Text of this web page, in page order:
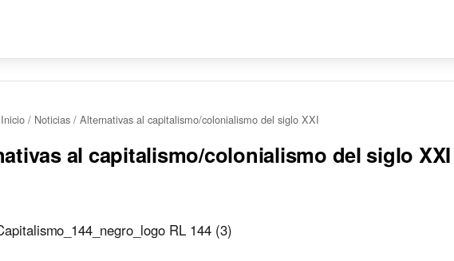
Inicio / Noticias / Alternativas al capitalismo/colonialismo del siglo XXI
al capitalismo/colonialismo del siglo XXI